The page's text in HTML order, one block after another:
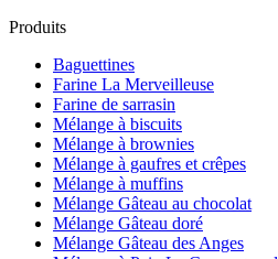
Produits
Baguettines
Farine La Merveilleuse
Farine de sarrasin
Mélange à biscuits
Mélange à brownies
Mélange à gaufres et crêpes
Mélange à muffins
Mélange Gâteau au chocolat
Mélange Gâteau doré
Mélange Gâteau des Anges